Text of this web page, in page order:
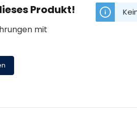
von 0 von 5 Sternen
Produkt!
mit